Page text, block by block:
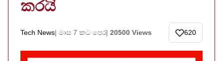
කරයි
Tech News මාස 7 කට පෙර 20500 Views 620